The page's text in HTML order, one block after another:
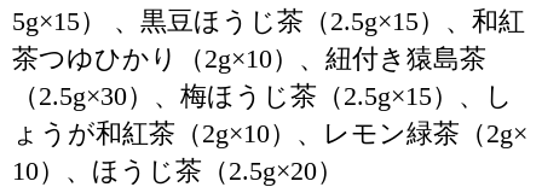
5g×15） 、黒豆ほうじ茶（2.5g×15）、和紅
茶つゆひかり（2g×10）、紐付き猿島茶
（2.5g×30）、梅ほうじ茶（2.5g×15）、し
ょうが和紅茶（2g×10）、レモン緑茶（2g×
10）、ほうじ茶（2.5g×20）